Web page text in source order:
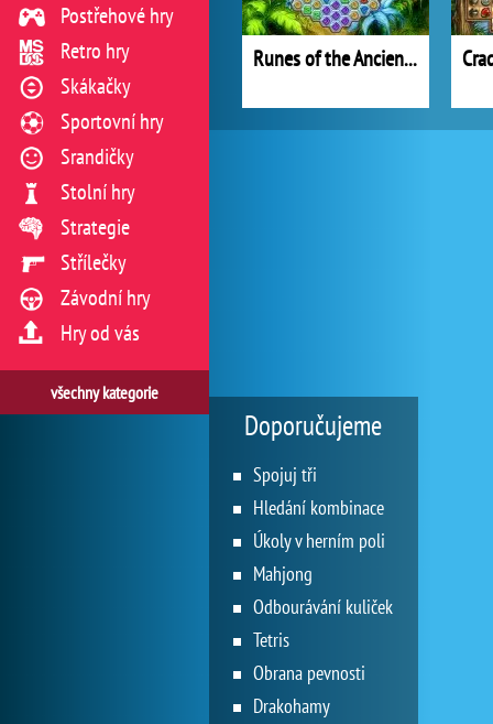
Runes of the Ancient Forest
Postřehové hry
Retro hry
Skákačky
Sportovní hry
Srandičky
Stolní hry
Strategie
Střílečky
Závodní hry
Hry od vás
všechny kategorie
Doporučujeme
Spojuj tři
Hledání kombinace
Úkoly v herním poli
Mahjong
Odbourávání kuliček
Tetris
Obrana pevnosti
Drakohamy